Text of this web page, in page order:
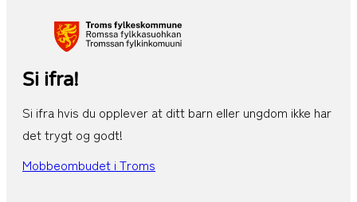
Si ifra!
Si ifra hvis du opplever at ditt barn eller ungdom ikke har
det trygt og godt!
Mobbeombudet i Troms